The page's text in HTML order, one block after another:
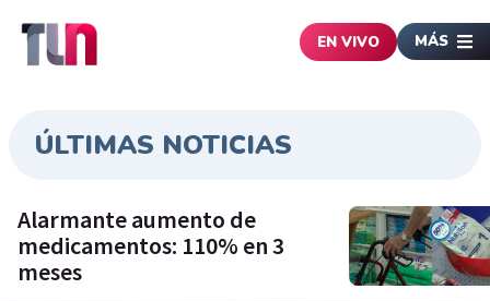
EN VIVO MÁS
ÚLTIMAS NOTICIAS
Alarmante aumento de
medicamentos: 110% en 3
meses